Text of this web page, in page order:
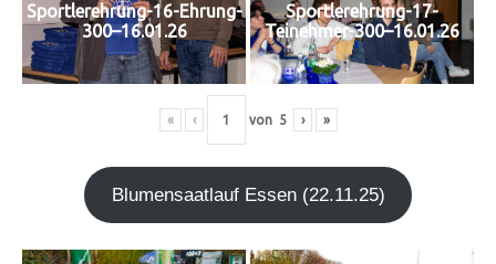
Sportlerehrung-16-Ehrung-
300–16.01.26
Sportlerehrung-17-
Teinehmer-300–16.01.26
« ‹ von 5 › »
Blu­men­saat­lauf Essen (22.11.25)